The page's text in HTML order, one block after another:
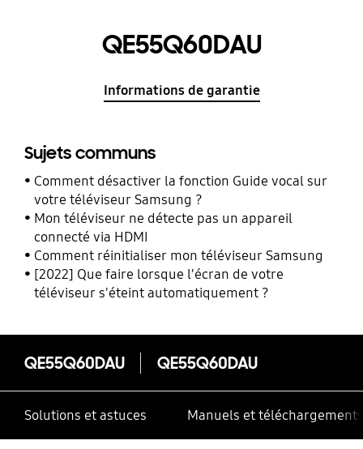
QE55Q60DAU
Informations de garantie
Sujets communs
Comment désactiver la fonction Guide vocal sur
votre téléviseur Samsung ?
Mon téléviseur ne détecte pas un appareil
connecté via HDMI
Comment réinitialiser mon téléviseur Samsung
[2022] Que faire lorsque l'écran de votre
téléviseur s'éteint automatiquement ?
QE55Q60DAU QE55Q60DAU
Solutions et astuces Manuels et téléchargements